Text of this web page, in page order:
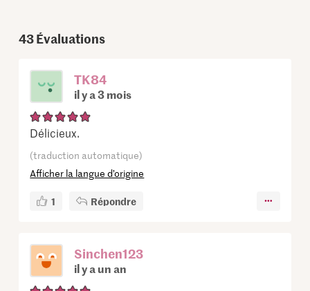
43Évaluations
TK84
il y a 3 mois
Délicieux.
(traduction automatique)
Afficher la langue d’origine
1 Répondre
Sinchen123
il y a un an